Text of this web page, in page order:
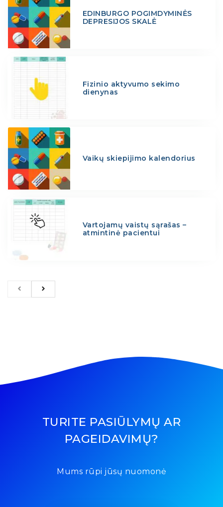
EDINBURGO POGIMDYMINĖS
DEPRESIJOS SKALĖ
Fizinio aktyvumo sekimo
dienynas
Vaikų skiepijimo kalendorius
Vartojamų vaistų sąrašas –
atmintinė pacientui
TURITE PASIŪLYMŲ AR
PAGEIDAVIMŲ?
Mums rūpi jūsų nuomonė